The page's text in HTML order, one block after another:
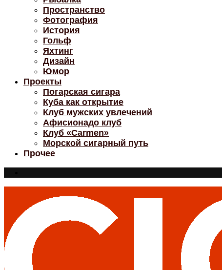
Пространство
Фотография
История
Гольф
Яхтинг
Дизайн
Юмор
Проекты
Погарская сигара
Куба как открытие
Клуб мужских увлечений
Афисионадо клуб
Клуб «Carmen»
Морской сигарный путь
Прочее